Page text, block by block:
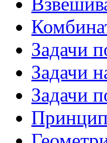
Задачи
Задачи
Задачи